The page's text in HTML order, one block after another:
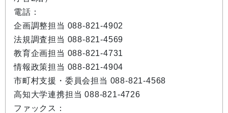
電話：
企画調整担当 088-821-4902
法規調査担当 088-821-4569
教育企画担当 088-821-4731
情報政策担当 088-821-4904
市町村支援・委員会担当 088-821-4568
高知大学連携担当 088-821-4726
ファックス：